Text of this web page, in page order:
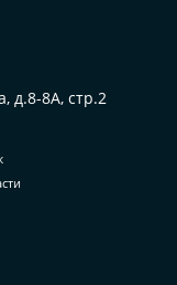
д.8-8А, стр.2